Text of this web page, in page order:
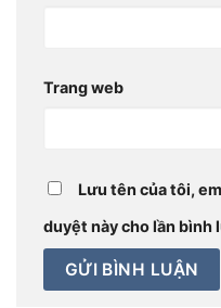
Trang web
Lưu tên của tôi,
duyệt này cho lần bình